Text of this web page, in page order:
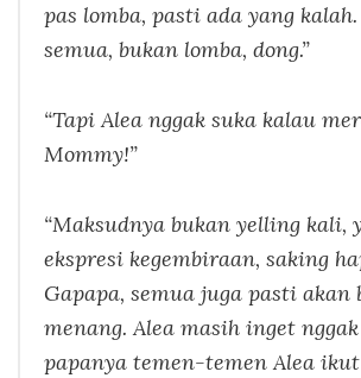
pas lomba, pasti ada yang
semua, bukan lomba, dong.”
“Tapi Alea nggak suka kalau
Mommy!”
“Maksudnya bukan yelling kali,
ekspresi kegembiraan, saking
Gapapa, semua juga pasti akan
menang. Alea masih inget
papanya temen-temen Alea